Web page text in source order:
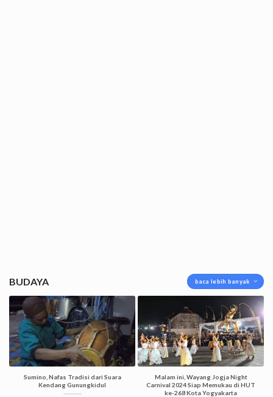
BUDAYA baca lebih banyak
Sumino, Nafas Tradisi dari Suara
Kendang Gunungkidul
Malam ini, Wayang Jogja Night
Carnival 2024 Siap Memukau di HUT
ke-268 Kota Yogyakarta